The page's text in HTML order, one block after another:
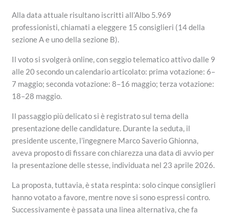
Alla data attuale risultano iscritti all’Albo 5.969
professionisti, chiamati a eleggere 15 consiglieri (14 della
sezione A e uno della sezione B).
Il voto si svolgerà online, con seggio telematico attivo dalle 9
alle 20 secondo un calendario articolato: prima votazione: 6–
7 maggio; seconda votazione: 8–16 maggio; terza votazione:
18–28 maggio.
Il passaggio più delicato si è registrato sul tema della
presentazione delle candidature. Durante la seduta, il
presidente uscente, l’ingegnere Marco Saverio Ghionna,
aveva proposto di fissare con chiarezza una data di avvio per
la presentazione delle stesse, individuata nel 23 aprile 2026.
La proposta, tuttavia, è stata respinta: solo cinque consiglieri
hanno votato a favore, mentre nove si sono espressi contro.
Successivamente è passata una linea alternativa, che fa